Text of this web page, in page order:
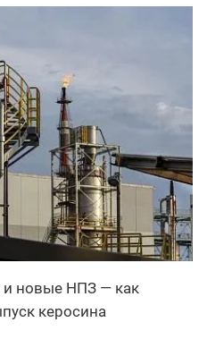
и новые НПЗ — как
керосина